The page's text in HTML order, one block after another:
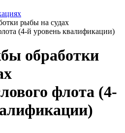
рыбы на судах
(4-й уровень квалификации)
обработки
флота (4-